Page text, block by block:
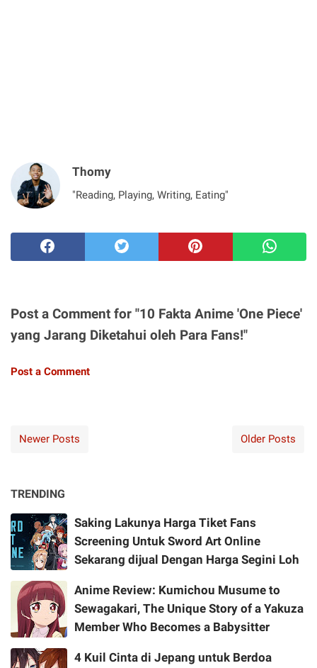
Thomy
"Reading, Playing, Writing, Eating"
Post a Comment for "10 Fakta Anime 'One Piece'
yang Jarang Diketahui oleh Para Fans!"
Post a Comment
Newer Posts Older Posts
TRENDING
Saking Lakunya Harga Tiket Fans
Screening Untuk Sword Art Online
Sekarang dijual Dengan Harga Segini Loh
Anime Review: Kumichou Musume to
Sewagakari, The Unique Story of a Yakuza
Member Who Becomes a Babysitter
4 Kuil Cinta di Jepang untuk Berdoa